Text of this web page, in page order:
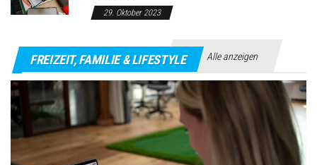
29. Oktober 2023
FREIZEIT, FAMILIE & LIFESTYLE Alle anzeigen